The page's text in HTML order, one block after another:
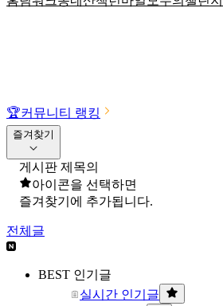
🏆커뮤니티 랭킹
즐겨찾기
게시판 제목의
아이콘을 선택하면
즐겨찾기에 추가됩니다.
전체글
BEST 인기글
실시간 인기글